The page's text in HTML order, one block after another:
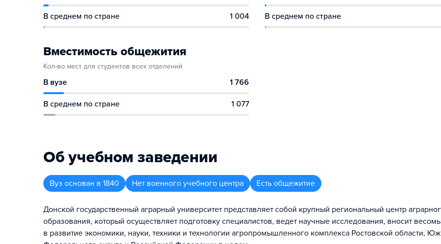
В среднем по стране 1 004 В среднем по стране
Вместимость общежития
Кол-во мест для студентов всех отделений
В вузе 1 766
В среднем по стране 1 077
Об учебном заведении
Вуз основан в 1840 Нет военного учебного центра Есть общежитие
Донской государственный аграрный университет представляет собой крупный региональный центр
образования, который осуществляет подготовку специалистов, ведет научные исследования, вносит
в развитие экономики, науки, техники и технологии агропромышленного комплекса Ростовской области,